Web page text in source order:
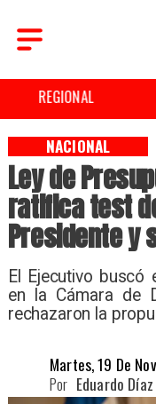
REGIONAL
Ley de
ratifica test
Presidente y
​El Ejecutivo buscó
en la Cámara de
rechazaron la
NACIONAL
Martes, 19 De
Eduardo
Por